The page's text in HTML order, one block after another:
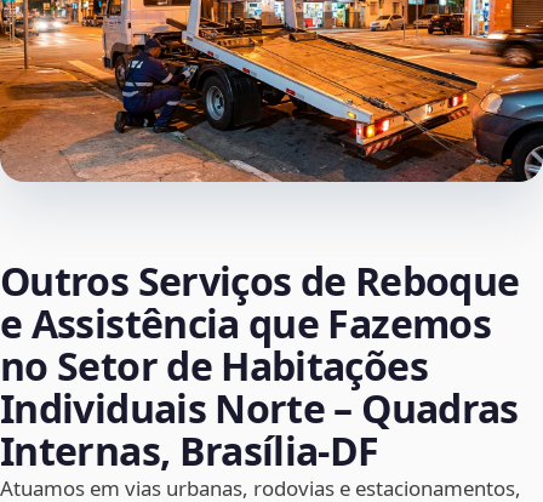
Outros Serviços de Reboque
e Assistência que Fazemos
no Setor de Habitações
Individuais Norte – Quadras
Internas, Brasília‑DF
Atuamos em vias urbanas, rodovias e estacionamentos,